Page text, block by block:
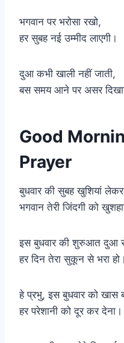
भगवान पर भरोसा रखो,
हर सुबह नई उम्मीद लाएगी।
दुआ कभी खाली नहीं जाती,
बस समय आने पर असर
Good
Prayer
बुधवार की सुबह खुशियां
भगवान तेरी जिंदगी को
इस बुधवार की शुरुआत दुआ
हर दिन तेरा सुकून से भरा हो।
हे प्रभु, इस बुधवार को खास
हर परेशानी को दूर कर देना।